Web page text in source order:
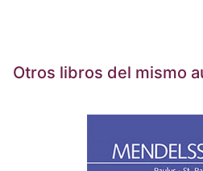
Otros libros del mismo